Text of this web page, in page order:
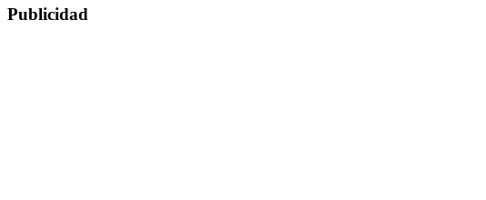
Publicidad